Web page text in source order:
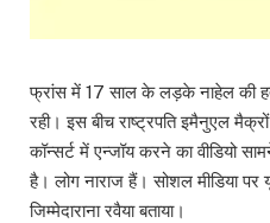
फ्रांस में 17 साल के लड़के नाहेल की
रही। इस बीच राष्ट्रपति इमैनुएल
कॉन्सर्ट में एन्जॉय करने का वीडियो
है। लोग नाराज हैं। सोशल मीडिया पर
जिम्मेदाराना रवैया बताया।